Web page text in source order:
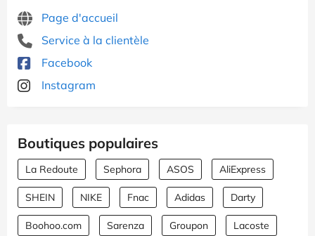
Page d'accueil
Service à la clientèle
Facebook
Instagram
Boutiques populaires
La Redoute Sephora ASOS AliExpress
SHEIN NIKE Fnac Adidas Darty
Boohoo.com Sarenza Groupon Lacoste